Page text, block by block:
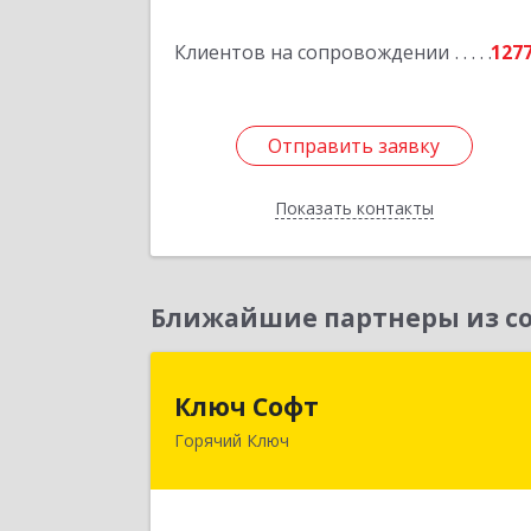
Клиентов на сопровождении
Отправить заявку
Показать контакты
Отправить заявку
Назад
Ближайшие партнеры из
Ключ Софт
Горячий Ключ
353287, Краснодарский край, Горячий